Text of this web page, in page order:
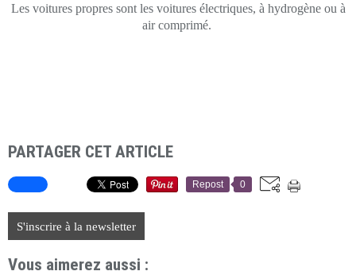
Les voitures propres sont les voitures électriques, à hydrogène ou à
air comprimé.
PARTAGER CET ARTICLE
Repost 0
S'inscrire à la newsletter
Vous aimerez aussi :